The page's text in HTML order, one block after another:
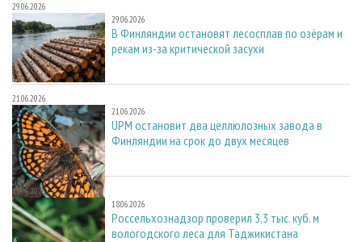
29.06.2026
29.06.2026
В Финляндии остановят лесосплав по озёрам и
рекам из-за критической засухи
21.06.2026
21.06.2026
UPM остановит два целлюлозных завода в
Финляндии на срок до двух месяцев
18.06.2026
18.06.2026
Россельхознадзор проверил 3,3 тыс. куб. м
вологодского леса для Таджикистана